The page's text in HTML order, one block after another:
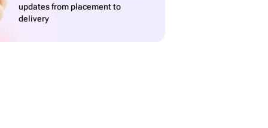
updates from placement to
delivery